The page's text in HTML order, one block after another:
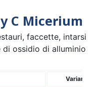
C Micerium
faccette, intarsi
ossidio di alluminio
Variante